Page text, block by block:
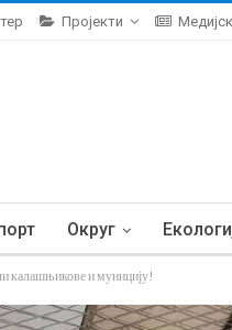
Пројекти
Округ
и муницију!